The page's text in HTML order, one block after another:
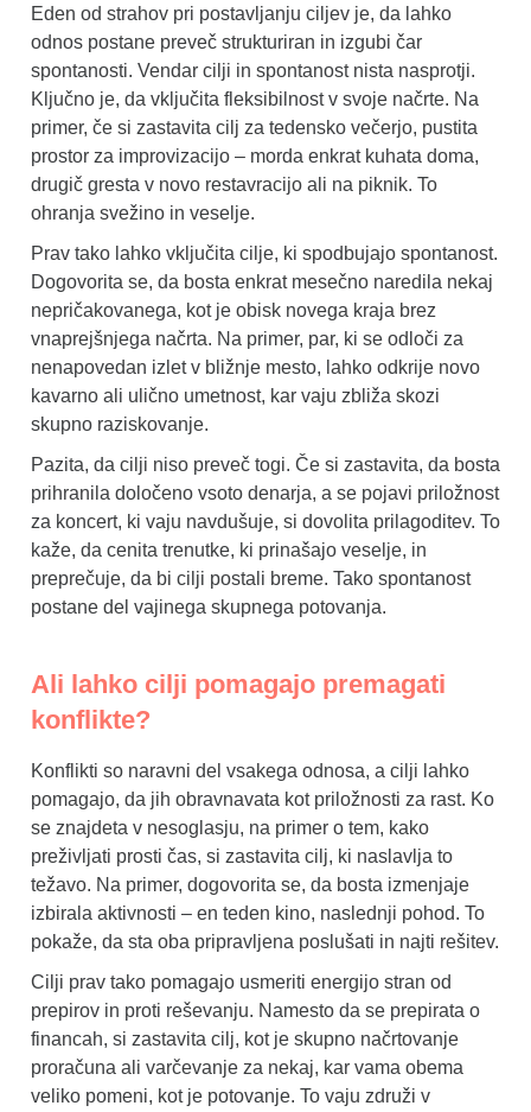
Eden od strahov pri postavljanju ciljev je, da lahko
odnos postane preveč strukturiran in izgubi čar
spontanosti. Vendar cilji in spontanost nista nasprotji.
Ključno je, da vključita fleksibilnost v svoje načrte. Na
primer, če si zastavita cilj za tedensko večerjo, pustita
prostor za improvizacijo – morda enkrat kuhata doma,
drugič gresta v novo restavracijo ali na piknik. To
ohranja svežino in veselje.
Prav tako lahko vključita cilje, ki spodbujajo spontanost.
Dogovorita se, da bosta enkrat mesečno naredila nekaj
nepričakovanega, kot je obisk novega kraja brez
vnaprejšnjega načrta. Na primer, par, ki se odloči za
nenapovedan izlet v bližnje mesto, lahko odkrije novo
kavarno ali ulično umetnost, kar vaju zbliža skozi
skupno raziskovanje.
Pazita, da cilji niso preveč togi. Če si zastavita, da bosta
prihranila določeno vsoto denarja, a se pojavi priložnost
za koncert, ki vaju navdušuje, si dovolita prilagoditev. To
kaže, da cenita trenutke, ki prinašajo veselje, in
preprečuje, da bi cilji postali breme. Tako spontanost
postane del vajinega skupnega potovanja.
Ali lahko cilji pomagajo premagati
konflikte?
Konflikti so naravni del vsakega odnosa, a cilji lahko
pomagajo, da jih obravnavata kot priložnosti za rast. Ko
se znajdeta v nesoglasju, na primer o tem, kako
preživljati prosti čas, si zastavita cilj, ki naslavlja to
težavo. Na primer, dogovorita se, da bosta izmenjaje
izbirala aktivnosti – en teden kino, naslednji pohod. To
pokaže, da sta oba pripravljena poslušati in najti rešitev.
Cilji prav tako pomagajo usmeriti energijo stran od
prepirov in proti reševanju. Namesto da se prepirata o
financah, si zastavita cilj, kot je skupno načrtovanje
proračuna ali varčevanje za nekaj, kar vama obema
veliko pomeni, kot je potovanje. To vaju združi v